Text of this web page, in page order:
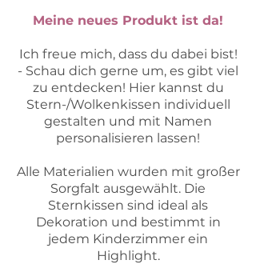
Meine neues Produkt ist da!
Ich freue mich, dass du dabei bist!
- Schau dich gerne um, es gibt viel
zu entdecken! Hier kannst du
Stern-/Wolkenkissen individuell
gestalten und mit Namen
personalisieren lassen!
Alle Materialien wurden mit großer
Sorgfalt ausgewählt. Die
Sternkissen sind ideal als
Dekoration und bestimmt in
jedem Kinderzimmer ein
Highlight.